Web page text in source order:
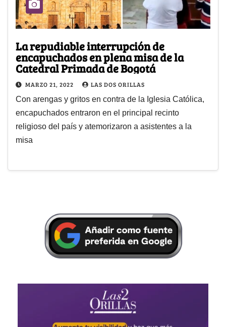
La repudiable interrupción de
encapuchados en plena misa de la
Catedral Primada de Bogotá
MARZO 21, 2022 LAS DOS ORILLAS
Con arengas y gritos en contra de la Iglesia Católica,
encapuchados entraron en el principal recinto
religioso del país y atemorizaron a asistentes a la
misa